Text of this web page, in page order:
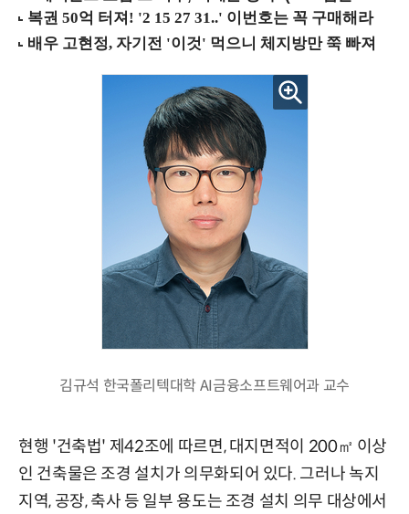
김규석 한국폴리텍대학 AI금융소프트웨어과 교수
현행 '건축법' 제42조에 따르면, 대지면적이 200㎡ 이상
인 건축물은 조경 설치가 의무화되어 있다. 그러나 녹지
지역, 공장, 축사 등 일부 용도는 조경 설치 의무 대상에서